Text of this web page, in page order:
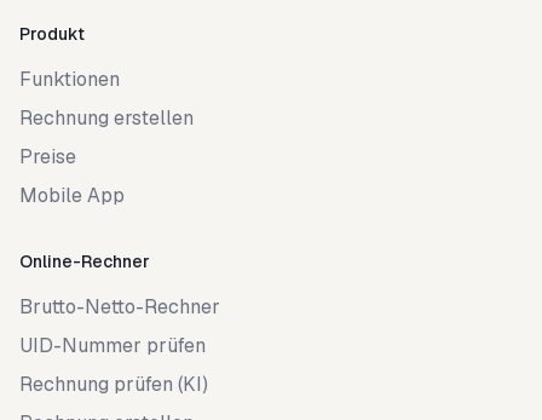
Produkt
Funktionen
Rechnung erstellen
Preise
Mobile App
Online-Rechner
Brutto-Netto-Rechner
UID-Nummer prüfen
Rechnung prüfen (KI)